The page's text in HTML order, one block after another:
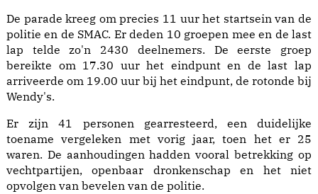
De parade kreeg om precies 11 uur het startsein van de
politie en de SMAC. Er deden 10 groepen mee en de last
lap telde zo'n 2430 deelnemers. De eerste groep
bereikte om 17.30 uur het eindpunt en de last lap
arriveerde om 19.00 uur bij het eindpunt, de rotonde bij
Wendy's.
Er zijn 41 personen gearresteerd, een duidelijke
toename vergeleken met vorig jaar, toen het er 25
waren. De aanhoudingen hadden vooral betrekking op
vechtpartijen, openbaar dronkenschap en het niet
opvolgen van bevelen van de politie.